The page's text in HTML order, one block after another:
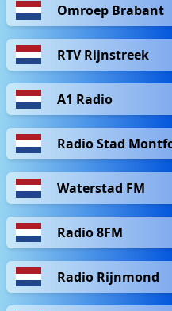
Omroep Brabant
RTV Rijnstreek
A1 Radio
Radio Stad
Waterstad FM
Radio 8FM
Radio Rijnmond